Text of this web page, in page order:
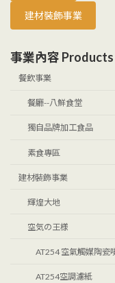
建材裝飾事業
事業內容 Products
餐飲事業
餐廳--八鮮食堂
獨自品牌加工食品
素食專區
建材裝飾事業
輝煌大地
空気の王様
AT254 空氣觸媒陶瓷
AT254空調濾紙